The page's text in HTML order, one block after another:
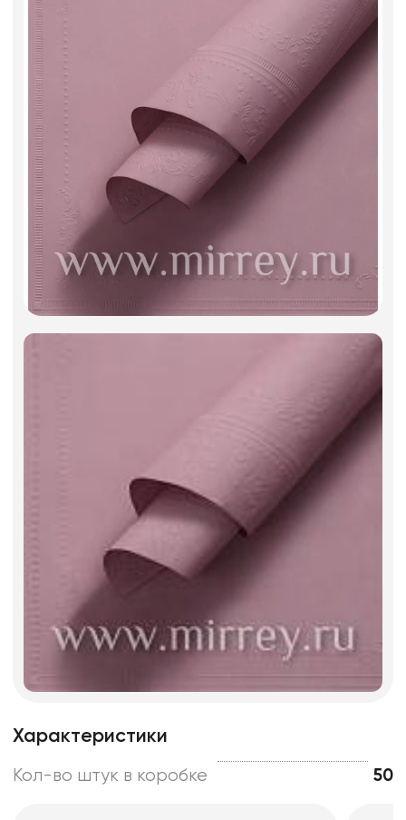
Фоамиран
Свечи
Игрушки мягкие
Изделия из металла
Сухоцветы
Характеристики
Кол-во штук в коробке 50